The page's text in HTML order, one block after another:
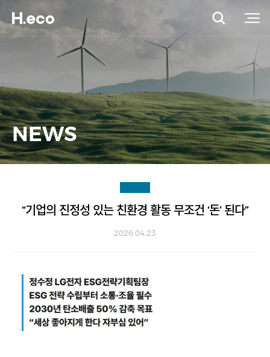
NEWS
“기업의 진정성 있는 친환경 활동 무조건 ‘돈’ 된다”
2026.04.23